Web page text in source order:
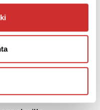
kehoa ja
/ Aplicon jäsenet 0
?